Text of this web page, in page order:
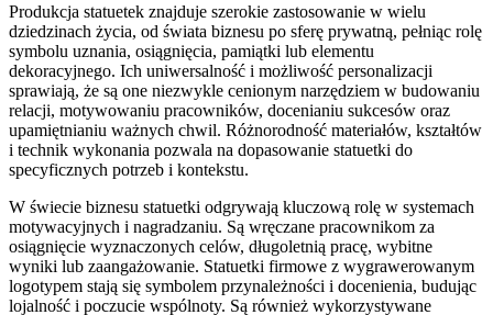
Produkcja statuetek znajduje szerokie zastosowanie w wielu
dziedzinach życia, od świata biznesu po sferę prywatną, pełniąc rolę
symbolu uznania, osiągnięcia, pamiątki lub elementu
dekoracyjnego. Ich uniwersalność i możliwość personalizacji
sprawiają, że są one niezwykle cenionym narzędziem w budowaniu
relacji, motywowaniu pracowników, docenianiu sukcesów oraz
upamiętnianiu ważnych chwil. Różnorodność materiałów, kształtów
i technik wykonania pozwala na dopasowanie statuetki do
specyficznych potrzeb i kontekstu.
W świecie biznesu statuetki odgrywają kluczową rolę w systemach
motywacyjnych i nagradzaniu. Są wręczane pracownikom za
osiągnięcie wyznaczonych celów, długoletnią pracę, wybitne
wyniki lub zaangażowanie. Statuetki firmowe z wygrawerowanym
logotypem stają się symbolem przynależności i docenienia, budując
lojalność i poczucie wspólnoty. Są również wykorzystywane